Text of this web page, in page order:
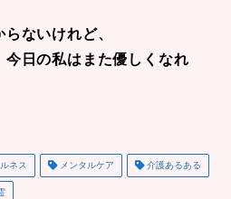
ないけれど、
今日の私はまた優しくなれ
ネス メンタルケア 介護あるある